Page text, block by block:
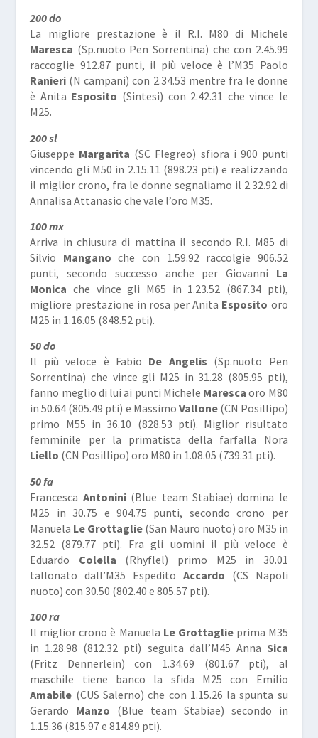
200 do
La migliore prestazione è il R.I. M80 di Michele
Maresca (Sp.nuoto Pen Sorrentina) che con 2.45.99
raccoglie 912.87 punti, il più veloce è l’M35 Paolo
Ranieri (N campani) con 2.34.53 mentre fra le donne
è Anita Esposito (Sintesi) con 2.42.31 che vince le
M25.
200 sl
Giuseppe Margarita (SC Flegreo) sfiora i 900 punti
vincendo gli M50 in 2.15.11 (898.23 pti) e realizzando
il miglior crono, fra le donne segnaliamo il 2.32.92 di
Annalisa Attanasio che vale l’oro M35.
100 mx
Arriva in chiusura di mattina il secondo R.I. M85 di
Silvio Mangano che con 1.59.92 raccolgie 906.52
punti, secondo successo anche per Giovanni La
Monica che vince gli M65 in 1.23.52 (867.34 pti),
migliore prestazione in rosa per Anita Esposito oro
M25 in 1.16.05 (848.52 pti).
50 do
Il più veloce è Fabio De Angelis (Sp.nuoto Pen
Sorrentina) che vince gli M25 in 31.28 (805.95 pti),
fanno meglio di lui ai punti Michele Maresca oro M80
in 50.64 (805.49 pti) e Massimo Vallone(CN Posillipo)
primo M55 in 36.10 (828.53 pti). Miglior risultato
femminile per la primatista della farfalla Nora
Liello (CN Posillipo) oro M80 in 1.08.05 (739.31 pti).
50 fa
Francesca Antonini(Blue team Stabiae) domina le
M25 in 30.75 e 904.75 punti, secondo crono per
Manuela Le Grottaglie (San Mauro nuoto) oro M35 in
32.52 (879.77 pti). Fra gli uomini il più veloce è
Eduardo Colella (Rhyflel) primo M25 in 30.01
tallonato dall’M35 Espedito Accardo (CS Napoli
nuoto) con 30.50 (802.40 e 805.57 pti).
100 ra
Il miglior crono è Manuela Le Grottaglieprima M35
in 1.28.98 (812.32 pti) seguita dall’M45 Anna Sica
(Fritz Dennerlein) con 1.34.69 (801.67 pti), al
maschile tiene banco la sfida M25 con Emilio
Amabile (CUS Salerno) che con 1.15.26 la spunta su
Gerardo Manzo (Blue team Stabiae) secondo in
1.15.36 (815.97 e 814.89 pti).